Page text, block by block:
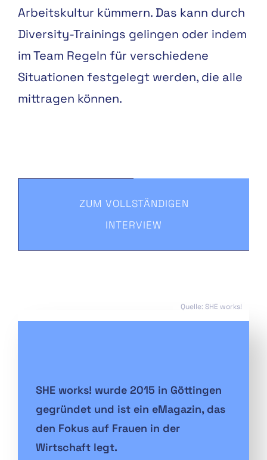
Arbeitskultur kümmern. Das kann durch
Diversity-Trainings gelingen oder indem
im Team Regeln für verschiedene
Situationen festgelegt werden, die alle
mittragen können.
ZUM VOLLSTÄNDIGEN
INTERVIEW
Quelle: SHE works!
SHE works! wurde 2015 in Göttingen
gegründet und ist ein eMagazin, das
den Fokus auf Frauen in der
Wirtschaft legt.